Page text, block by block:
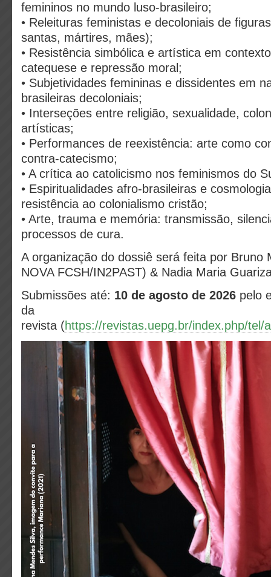
femininos no mundo luso-brasileiro;
• Releituras feministas e decoloniais de
santas, mártires, mães);
• Resistência simbólica e artística em
catequese e repressão moral;
• Subjetividades femininas e dissidentes em
brasileiras decoloniais;
• Interseções entre religião, sexualidade,
artísticas;
• Performances de reexistência: arte como
contra-catecismo;
• A crítica ao catolicismo nos feminismos do
• Espiritualidades afro-brasileiras e
resistência ao colonialismo cristão;
• Arte, trauma e memória: transmissão,
processos de cura.
A organização do dossiê será feita por Bruno
NOVA FCSH/IN2PAST) & Nadia Maria
Submissões até: 10 de agosto de 2026 pelo
da
revista (https://revistas.uepg.br/index.php/tel/